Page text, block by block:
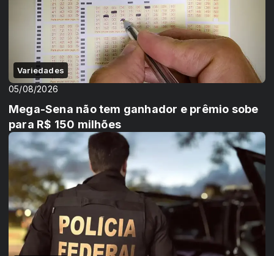
Variedades
05/08/2026
Mega-Sena não tem ganhador e prêmio sobe
para R$ 150 milhões